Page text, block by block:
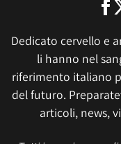
Dedicato cervello e
li hanno nel
riferimento italiano
del futuro.
articoli, news,